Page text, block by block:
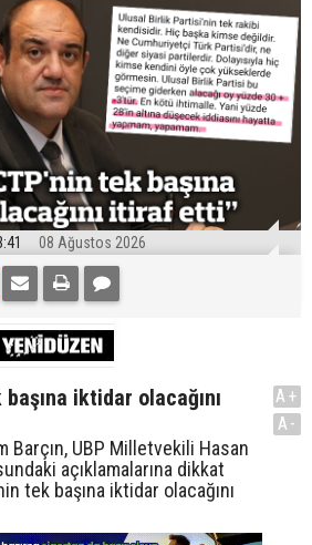
08 Ağustos 2026
iktidar olacağını
Barçın, UBP Milletvekili Hasan
açıklamalarına dikkat
tek başına iktidar olacağını
A+
A-